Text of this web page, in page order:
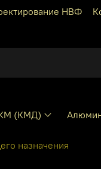
НВФ
КМ (КМД)
назначения